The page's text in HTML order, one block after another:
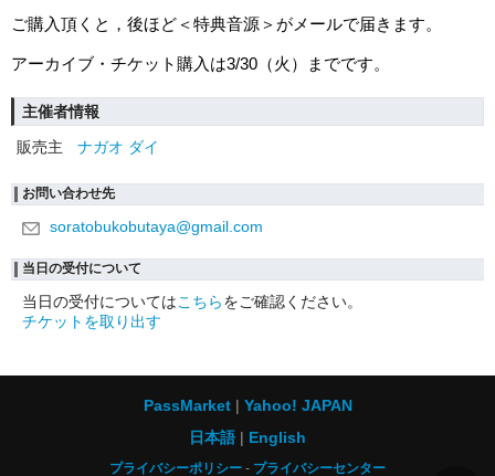
ご購入頂くと，後ほど＜特典音源＞がメールで届きます。
アーカイブ・チケット購入は3/30（火）までです。
主催者情報
販売主
ナガオ ダイ
お問い合わせ先
soratobukobutaya@gmail.com
当日の受付について
当日の受付についてはこちらをご確認ください。
チケットを取り出す
PassMarket
Yahoo! JAPAN
日本語
English
プライバシーポリシー プライバシーセンター